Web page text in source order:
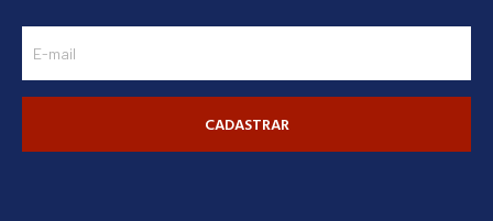
CADASTRAR